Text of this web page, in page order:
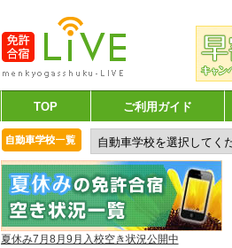
TOP ご利用ガイド
夏休み7月8月9月入校空き状況公開中